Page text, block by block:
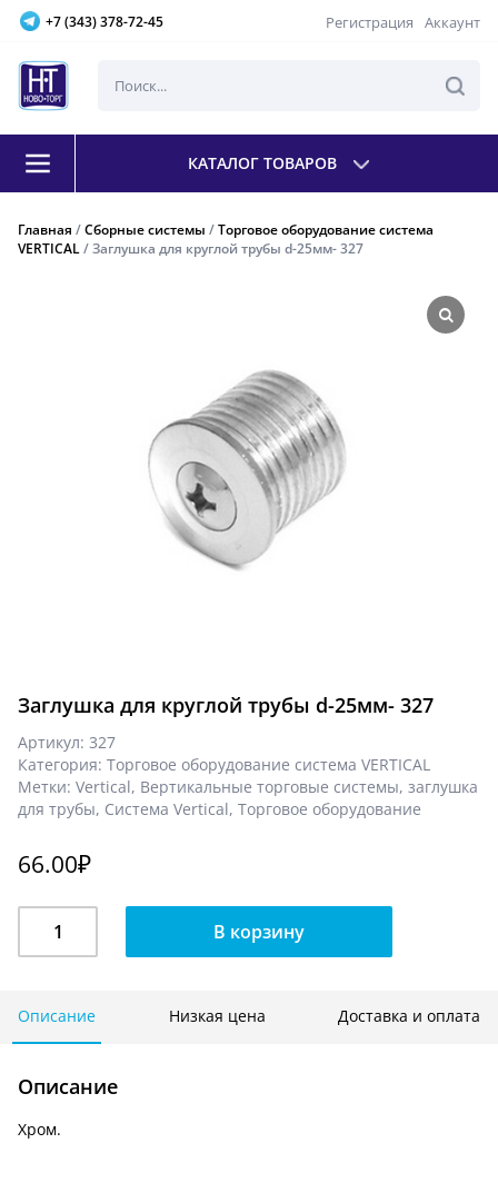
+7 (343) 378-72-45 Регистрация Аккаунт
КАТАЛОГ ТОВАРОВ
Главная /Сборные системы /Торговое оборудование система
VERTICAL/ Заглушка для круглой трубы d-25мм- 327
Заглушка для круглой трубы d-25мм- 327
Артикул: 327
Категория: Торговое оборудование система VERTICAL
Метки: Vertical, Вертикальные торговые системы, заглушка
для трубы, Система Vertical, Торговое оборудование
66.00₽
Заглушка
трубы
d-
327
В корзину
Описание Низкая цена Доставка и оплата
Описание
Хром.